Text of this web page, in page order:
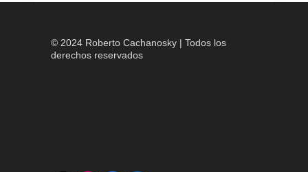
© 2024 Roberto Cachanosky | Todos los
derechos reservados